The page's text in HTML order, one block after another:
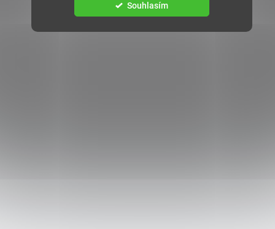
Souhlasím